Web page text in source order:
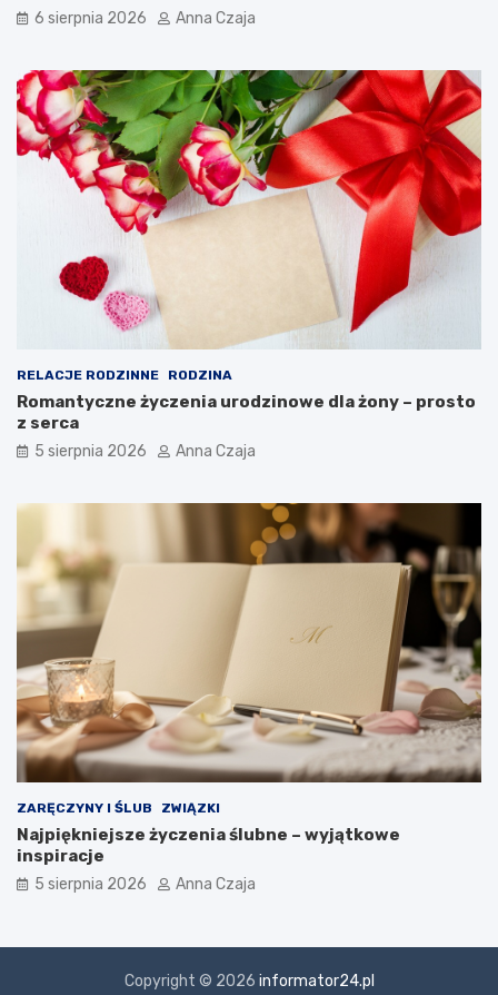
6 sierpnia 2026 Anna Czaja
RELACJE RODZINNE RODZINA
Romantyczne życzenia urodzinowe dla żony – prosto
z serca
5 sierpnia 2026 Anna Czaja
ZARĘCZYNY I ŚLUB ZWIĄZKI
Najpiękniejsze życzenia ślubne – wyjątkowe
inspiracje
5 sierpnia 2026 Anna Czaja
Copyright © 2026 informator24.pl